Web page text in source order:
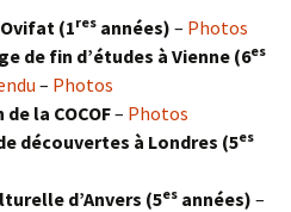
(1res années) – Photos
de fin d’études à Vienne (6es
– Photos
la COCOF– Photos
découvertes à Londres (5es
d’Anvers (5es années) –